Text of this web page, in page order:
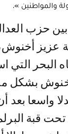
والمواطنين ».
عزيز
البحر التي
بشكل
واسعا بعد
قبة